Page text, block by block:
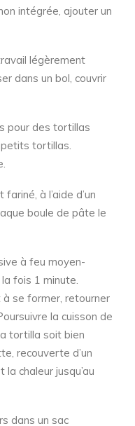
intégrée, ajouter un
légèrement
dans un bol, couvrir
pour des tortillas
tortillas.
à l’aide d’un
boule de pâte le
à feu moyen-
fois 1 minute.
se former, retourner
la cuisson de
tortilla soit bien
recouverte d’un
la chaleur jusqu’au
dans un sac